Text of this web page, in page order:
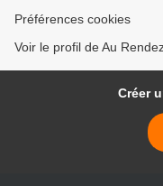
Préférences cookies
Voir le profil de Au
Créer